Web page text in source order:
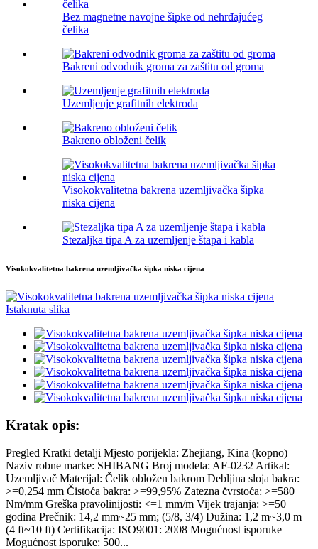
Bez magnetne navojne šipke od nehrđajućeg
čelika
Bakreni odvodnik groma za zaštitu od groma
Uzemljenje grafitnih elektroda
Bakreno obloženi čelik
Visokokvalitetna bakrena uzemljivačka šipka
niska cijena
Stezaljka tipa A za uzemljenje štapa i kabla
Visokokvalitetna bakrena uzemljivačka šipka niska cijena
Kratak opis:
Pregled Kratki detalji Mjesto porijekla: Zhejiang, Kina (kopno)
Naziv robne marke: SHIBANG Broj modela: AF-0232 Artikal:
Uzemljivač Materijal: Čelik obložen bakrom Debljina sloja bakra:
>=0,254 mm Čistoća bakra: >=99,95% Zatezna čvrstoća: >=580
Nm/mm Greška pravolinijosti: <=1 mm/m Vijek trajanja: >=50
godina Prečnik: 14,2 mm~25 mm; (5/8, 3/4) Dužina: 1,2 m~3,0 m
(4 ft~10 ft) Certifikacija: ISO9001: 2008 Mogućnost isporuke
Mogućnost isporuke: 500...